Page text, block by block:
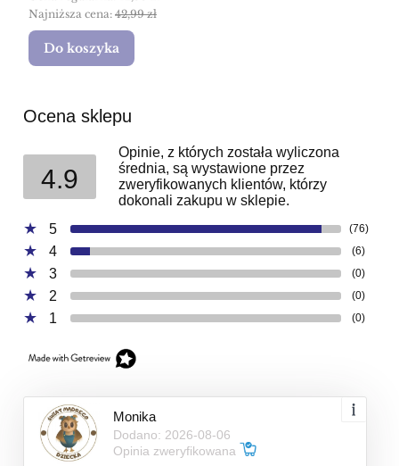
Najniższa cena: 42,99 zł
Do koszyka
Ocena sklepu
4.9
Opinie, z których została wyliczona
średnia, są wystawione przez
zweryfikowanych klientów, którzy
dokonali zakupu w sklepie.
5
(76)
4 (6)
3 (0)
2 (0)
1 (0)
Monika
Dodano: 2026-08-06
Opinia zweryfikowana